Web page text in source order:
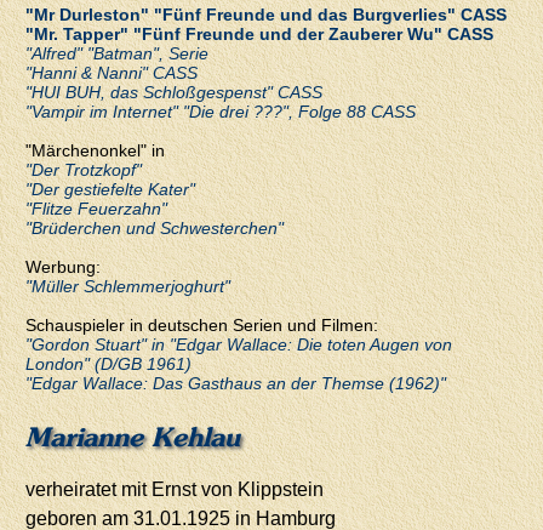
"Mr Durleston" "Fünf Freunde und das Burgverlies" CASS
"Mr. Tapper" "Fünf Freunde und der Zauberer Wu" CASS
"Alfred" "Batman", Serie
"Hanni & Nanni" CASS
"HUI BUH, das Schloßgespenst" CASS
"Vampir im Internet" "Die drei ???", Folge 88 CASS
"Märchenonkel" in
"Der Trotzkopf"
"Der gestiefelte Kater"
"Flitze Feuerzahn"
"Brüderchen und Schwesterchen"
Werbung:
"Müller Schlemmerjoghurt"
Schauspieler in deutschen Serien und Filmen:
"Gordon Stuart" in "Edgar Wallace: Die toten Augen von
London" (D/GB 1961)
"Edgar Wallace: Das Gasthaus an der Themse (1962)"
Marianne Kehlau
verheiratet mit Ernst von Klippstein
geboren am 31.01.1925 in Hamburg